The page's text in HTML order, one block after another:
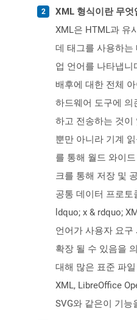
XML 형식이란 무엇
XML은 HTML과 유
데 태그를 사용하는
업 언어를 나타냅니
배후에 대한 전체
하드웨어 도구에 의
하고 전송하는 것이
뿐만 아니라 기계
를 통해 월드 와이
크를 통해 저장 및
공통 데이터 프로토
ldquo; x & rdquo;
언어가 사용자 요구
확장 될 수 있음을
대해 많은 표준 파
XML, LibreOffice
SVG와 같은이 기능